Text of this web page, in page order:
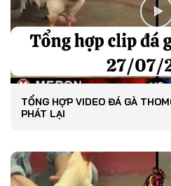
TỔNG HỢP VIDEO ĐÁ GÀ
PHÁT LẠI